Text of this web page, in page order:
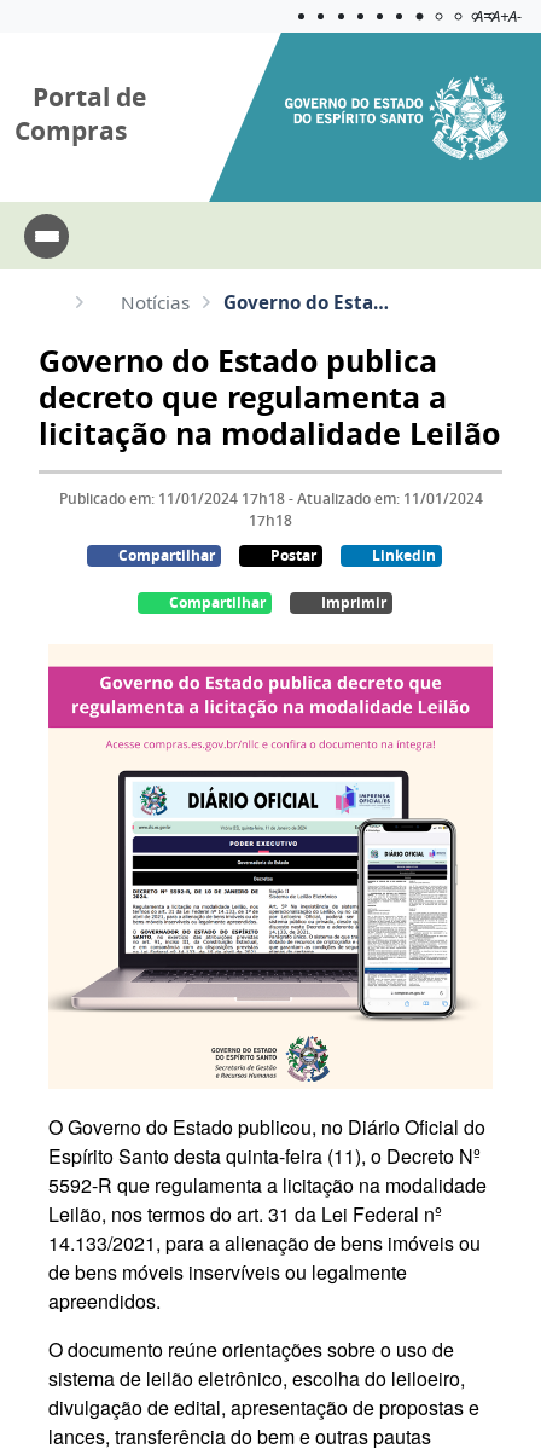
Aplicar
A=A+A-
Portal de
Compras
Notícias Governo do Estado publica decreto que regulamenta a licitação na modalidade Leilão
Governo do Estado publica
decreto que regulamenta a
licitação na modalidade Leilão
Publicado em: 11/01/2024 17h18 - Atualizado em: 11/01/2024
17h18
Compartilhar
Postar Linkedin
Compartilhar Imprimir
O Governo do Estado publicou, no Diário Oficial do
Espírito Santo desta quinta-feira (11), o Decreto Nº
5592-R que regulamenta a licitação na modalidade
Leilão, nos termos do art. 31 da Lei Federal nº
14.133/2021, para a alienação de bens imóveis ou
de bens móveis inservíveis ou legalmente
apreendidos.
O documento reúne orientações sobre o uso de
sistema de leilão eletrônico, escolha do leiloeiro,
divulgação de edital, apresentação de propostas e
lances, transferência do bem e outras pautas